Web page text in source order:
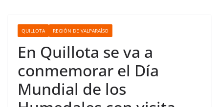
QUILLOTA REGIÓN DE VALPARAÍSO
En Quillota se va a
conmemorar el Día
Mundial de los